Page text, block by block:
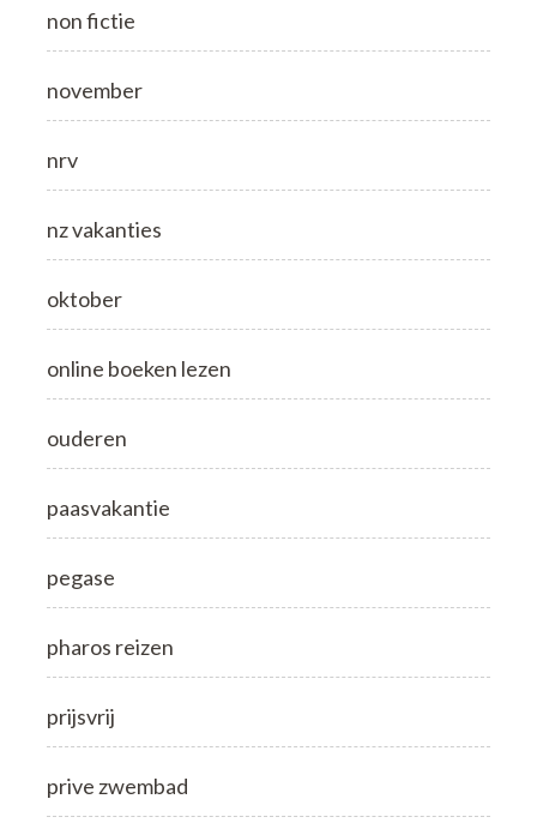
non fictie
november
nrv
nz vakanties
oktober
online boeken lezen
ouderen
paasvakantie
pegase
pharos reizen
prijsvrij
prive zwembad